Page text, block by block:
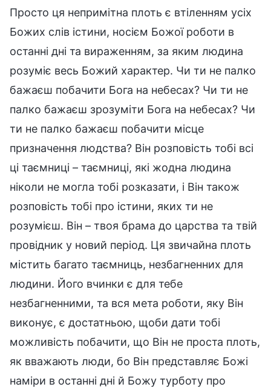
Просто ця непримітна плоть є втіленням усіх
Божих слів істини, носієм Божої роботи в
останні дні та вираженням, за яким людина
розуміє весь Божий характер. Чи ти не палко
бажаєш побачити Бога на небесах? Чи ти не
палко бажаєш зрозуміти Бога на небесах? Чи
ти не палко бажаєш побачити місце
призначення людства? Він розповість тобі всі
ці таємниці – таємниці, які жодна людина
ніколи не могла тобі розказати, і Він також
розповість тобі про істини, яких ти не
розумієш. Він – твоя брама до царства та твій
провідник у новий період. Ця звичайна плоть
містить багато таємниць, незбагненних для
людини. Його вчинки є для тебе
незбагненними, та вся мета роботи, яку Він
виконує, є достатньою, щоби дати тобі
можливість побачити, що Він не проста плоть,
як вважають люди, бо Він представляє Божі
наміри в останні дні й Божу турботу про